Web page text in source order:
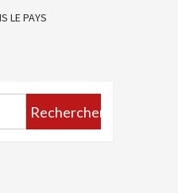
LE PAYS
Rechercher